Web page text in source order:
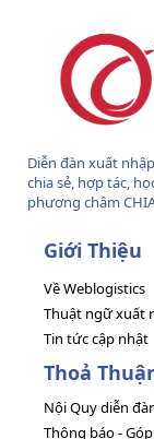
Diễn đàn xuất
chia sẻ, hợp tác,
phương châm
Giới Thiệu
Về Weblogistics
Thuật ngữ xuất
Tin tức cập nhật
Thoả
Nội Quy diễn
Thông báo -